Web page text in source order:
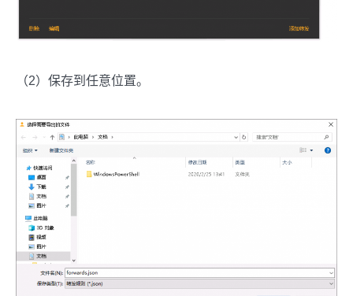
（2）保存到任意位置。